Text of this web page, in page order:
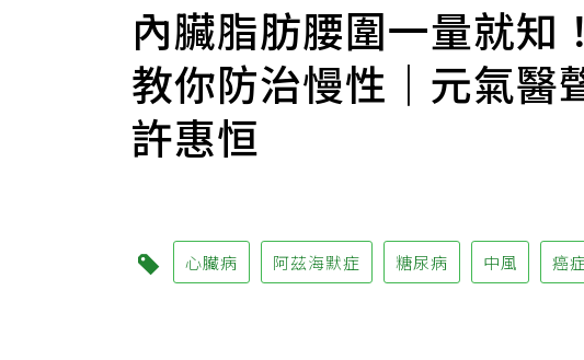
內臟脂肪腰圍一量就知
教你防治慢性｜元氣醫
許惠恒
心臟病 阿茲海默症 糖尿病 中風 癌